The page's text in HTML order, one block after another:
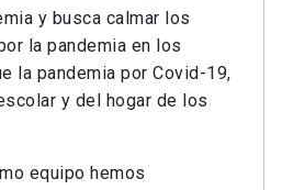
y busca calmar los
la pandemia en los
la pandemia por Covid-19,
y del hogar de los
equipo hemos